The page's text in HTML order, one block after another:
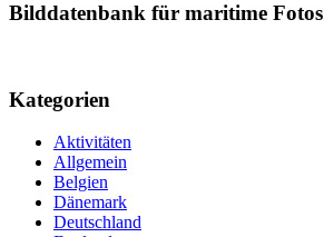
Bilddatenbank für maritime Fotos
Kategorien
Aktivitäten
Allgemein
Belgien
Dänemark
Deutschland